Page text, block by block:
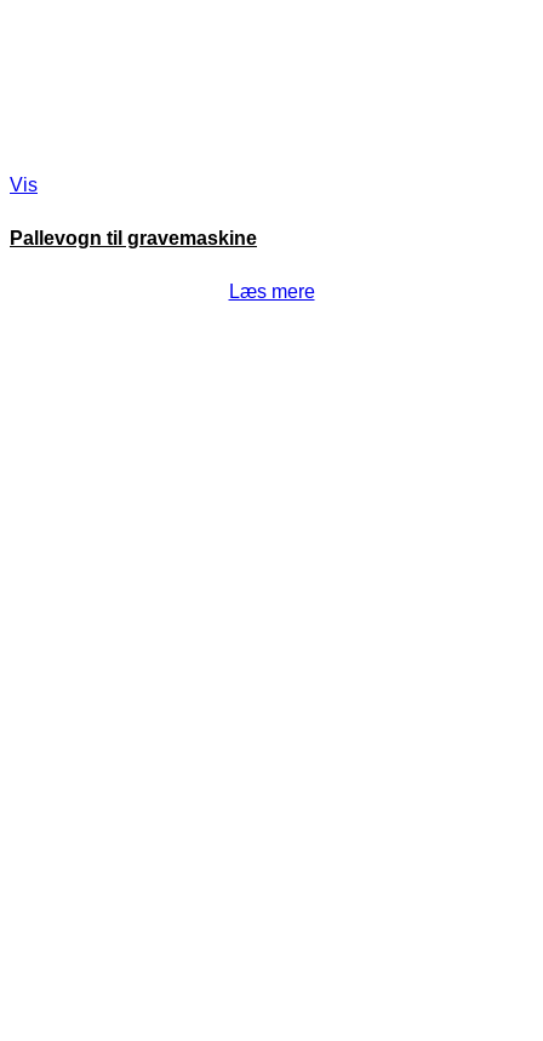
Vis
Pallevogn til gravemaskine
Læs mere